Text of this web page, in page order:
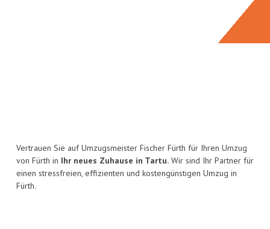
Vertrauen Sie auf Umzugsmeister Fischer Fürth für Ihren Umzug
von Fürth in Ihr neues Zuhause in Tartu. Wir sind Ihr Partner für
einen stressfreien, effizienten und kostengünstigen Umzug in
Fürth.